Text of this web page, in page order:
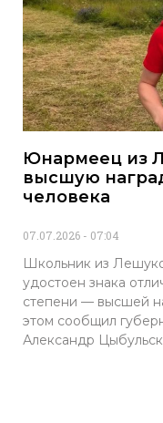
Юнармеец из
высшую
человека
07.07.2026 07:04
Школьник из
удостоен знака
степени — высшей
этом сообщил
Александр